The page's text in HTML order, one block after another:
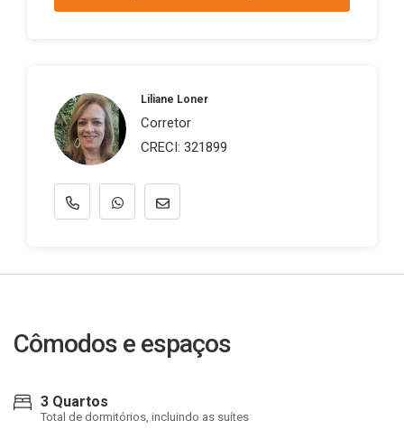
Liliane Loner
Corretor
CRECI: 321899
Cômodos e espaços
3 Quartos
Total de dormitórios, incluindo as suítes